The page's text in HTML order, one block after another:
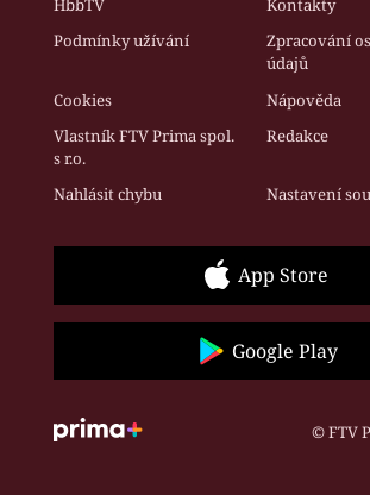
HbbTV
Kontakty
Podmínky užívání
Zpracování
údajů
Cookies
Nápověda
Vlastník FTV Prima spol.
s r.o.
Redakce
Nahlásit chybu Nastavení
App Store
Google Play
© FTV